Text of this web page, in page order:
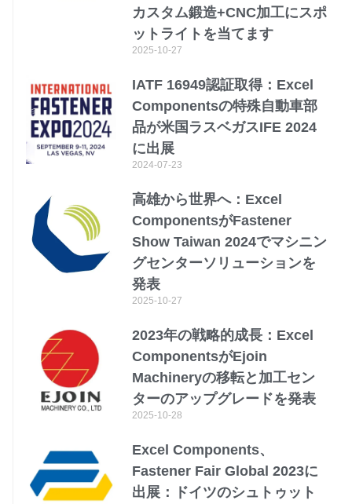
カスタム鍛造+CNC加工にスポ
ットライトを当てます
2025-10-27
IATF 16949認証取得：Excel
Componentsの特殊自動車部
品が米国ラスベガスIFE 2024
に出展
2024-07-23
高雄から世界へ：Excel
ComponentsがFastener
Show Taiwan 2024でマシニン
グセンターソリューションを
発表
2025-10-27
2023年の戦略的成長：Excel
ComponentsがEjoin
Machineryの移転と加工セン
ターのアップグレードを発表
2025-10-28
Excel Components、
Fastener Fair Global 2023に
出展：ドイツのシュトゥット